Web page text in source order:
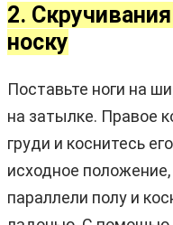
2.
носку
Поставьте ноги на
на затылке. Правое
груди и коснитесь
исходное
параллели полу и